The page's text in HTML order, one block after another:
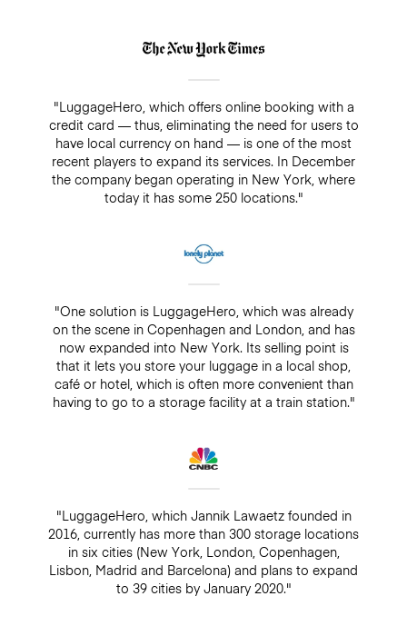
"LuggageHero, which offers online booking with a
credit card — thus, eliminating the need for users to
have local currency on hand — is one of the most
recent players to expand its services. In December
the company began operating in New York, where
today it has some 250 locations."
"One solution is LuggageHero, which was already
on the scene in Copenhagen and London, and has
now expanded into New York. Its selling point is
that it lets you store your luggage in a local shop,
café or hotel, which is often more convenient than
having to go to a storage facility at a train station."
"LuggageHero, which Jannik Lawaetz founded in
2016, currently has more than 300 storage locations
in six cities (New York, London, Copenhagen,
Lisbon, Madrid and Barcelona) and plans to expand
to 39 cities by January 2020."